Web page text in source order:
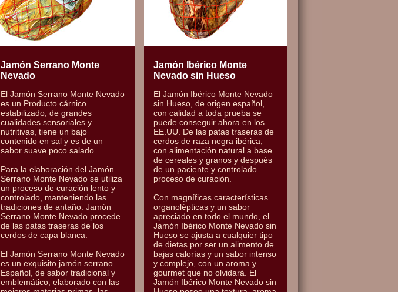
Jamón Serrano Monte
Nevado
El Jamón Serrano Monte Nevado
es un Producto cárnico
estabilizado, de grandes
cualidades sensoriales y
nutritivas, tiene un bajo
contenido en sal y es de un
sabor suave poco salado.
Para la elaboración del Jamón
Serrano Monte Nevado se utiliza
un proceso de curación lento y
controlado, manteniendo las
tradiciones de antaño. Jamón
Serrano Monte Nevado procede
de las patas traseras de los
cerdos de capa blanca.
El Jamón Serrano Monte Nevado
es un exquisito jamón serrano
Español, de sabor tradicional y
emblemático, elaborado con las
Jamón Ibérico Monte
Nevado sin Hueso
El Jamón Ibérico Monte Nevado
sin Hueso, de origen español,
con calidad a toda prueba se
puede conseguir ahora en los
EE.UU. De las patas traseras de
cerdos de raza negra ibérica,
con alimentación natural a base
de cereales y granos y después
de un paciente y controlado
proceso de curación.
Con magníficas características
organolépticas y un sabor
apreciado en todo el mundo, el
Jamón Ibérico Monte Nevado sin
Hueso se ajusta a cualquier tipo
de dietas por ser un alimento de
bajas calorías y un sabor intenso
y complejo, con un aroma y
gourmet que no olvidará. El
Jamón Ibérico Monte Nevado sin